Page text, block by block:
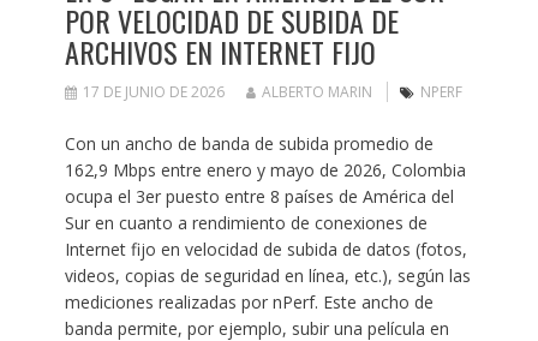
POR VELOCIDAD DE SUBIDA DE
ARCHIVOS EN INTERNET FIJO
17 DE JUNIO DE 2026 ALBERTO MARIN NPERF
Con un ancho de banda de subida promedio de
162,9 Mbps entre enero y mayo de 2026, Colombia
ocupa el 3er puesto entre 8 países de América del
Sur en cuanto a rendimiento de conexiones de
Internet fijo en velocidad de subida de datos (fotos,
videos, copias de seguridad en línea, etc.), según las
mediciones realizadas por nPerf. Este ancho de
banda permite, por ejemplo, subir una película en